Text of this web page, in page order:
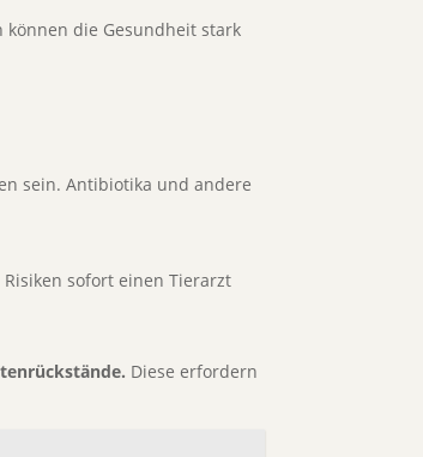
die Gesundheit stark
sein. Antibiotika und andere
sofort einen Tierarzt
Diese erfordern